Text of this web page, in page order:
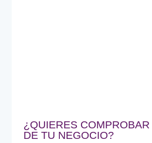
¿QUIERES
DE TU NEGOCIO?